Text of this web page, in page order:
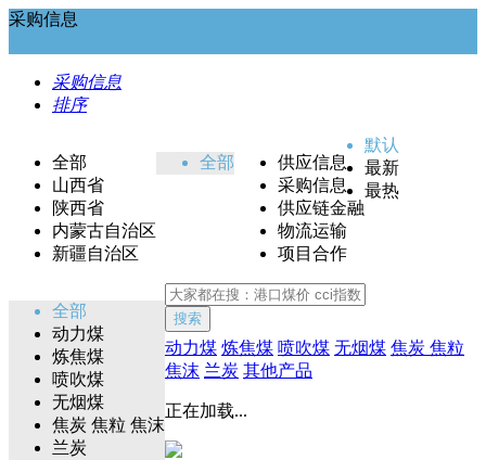
采购信息
采购信息
排序
全部
山西省
陕西省
内蒙古自治区
新疆自治区
全部
供应信息
采购信息
供应链金融
物流运输
项目合作
全部
动力煤
炼焦煤
喷吹煤
无烟煤
焦炭 焦粒 焦沫
兰炭
默认
最新
最热
搜索
动力煤 炼焦煤 喷吹煤 无烟煤 焦炭 焦粒
焦沫 兰炭 其他产品
正在加载...